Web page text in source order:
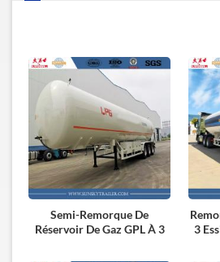
Semi-Remorque De
Réservoir De Gaz GPL À 3
3